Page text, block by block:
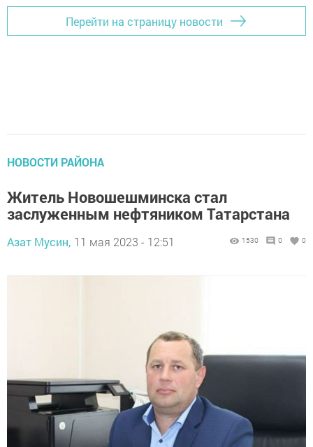
Перейти на страницу новости
НОВОСТИ РАЙОНА
Житель Новошешминска стал
заслуженным нефтяником Татарстана
Азат Мусин, 11 мая 2023 - 12:51 1530 0 0